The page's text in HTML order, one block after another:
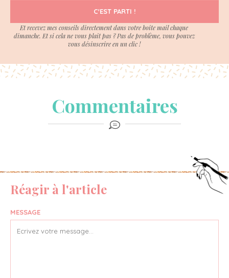
C'EST PARTI !
Et recevez mes conseils directement dans votre boite mail chaque
dimanche. Et si cela ne vous plait pas ? Pas de problème, vous pouvez
vous désinscrire en un clic !
Commentaires
Réagir à l'article
MESSAGE